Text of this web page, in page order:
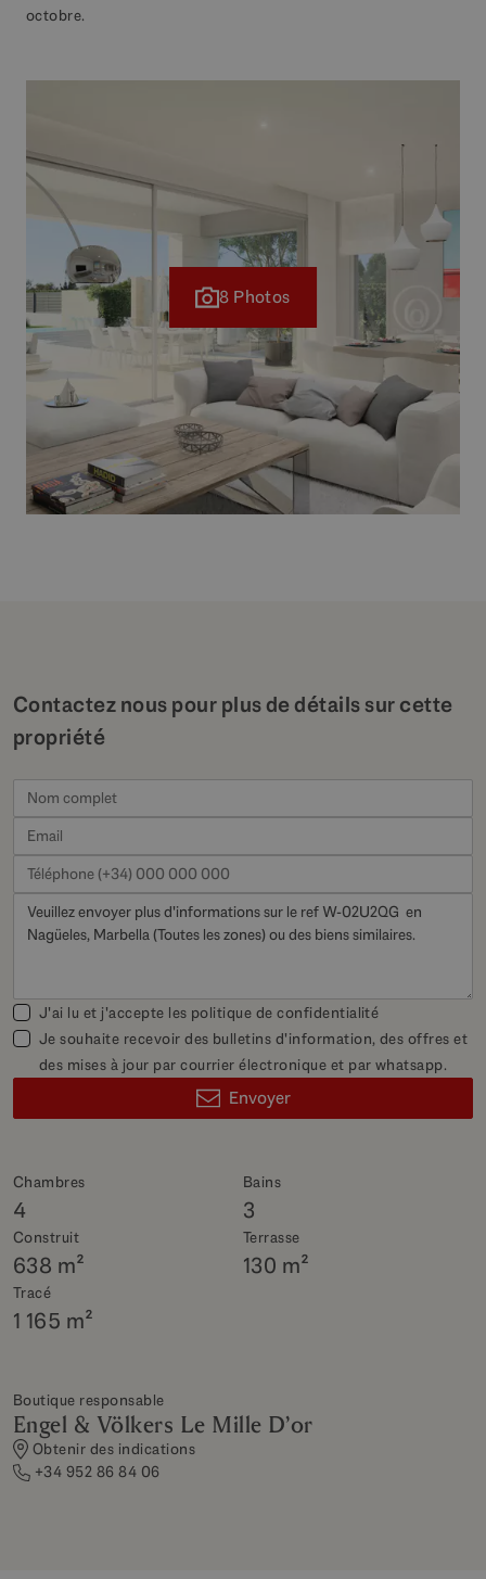
octobre.
8 Photos
Contactez nous pour plus de détails sur cette
propriété
Chambres
4
Bains
3
Construit
638 m²
Terrasse
130 m²
Tracé
1 165 m²
Boutique responsable
Engel & Völkers Le Mille D’or
Obtenir des indications
+34 952 86 84 06
J'ai lu et j'accepte les politique de confidentialité
Je souhaite recevoir des bulletins d'information, des offres et
des mises à jour par courrier électronique et par whatsapp.
Envoyer